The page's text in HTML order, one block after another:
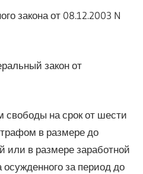
закона от 08.12.2003 N
закон от
свободы на срок от шести
в размере до
или в размере заработной
за период до